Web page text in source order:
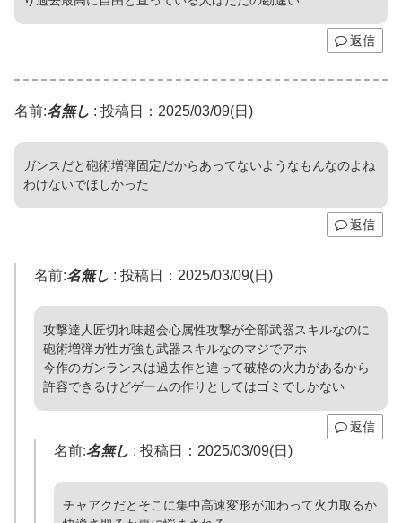
返信
名前:名無し : 投稿日：2025/03/09(日)
ガンスだと砲術増弾固定だからあってないようなもんなのよね
わけないでほしかった
返信
名前:名無し : 投稿日：2025/03/09(日)
攻撃達人匠切れ味超会心属性攻撃が全部武器スキルなのに
砲術増弾ガ性ガ強も武器スキルなのマジでアホ
今作のガンランスは過去作と違って破格の火力があるから
許容できるけどゲームの作りとしてはゴミでしかない
返信
名前:名無し : 投稿日：2025/03/09(日)
チャアクだとそこに集中高速変形が加わって火力取るか